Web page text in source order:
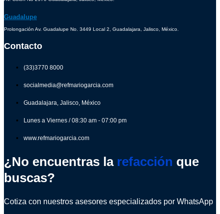
Guadalupe
Prolongación Av. Guadalupe No. 3449 Local 2, Guadalajara, Jalisco, México.
Contacto
(33)3770 8000
socialmedia@refmariogarcia.com
Guadalajara, Jalisco, México
Lunes a Viernes / 08:30 am - 07:00 pm
www.refmariogarcia.com
¿No encuentras la refacción que
buscas?
Cotiza con nuestros asesores especializados por WhatsApp